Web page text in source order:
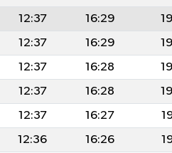
12:37 16:29
12:37 16:29
12:37 16:28
12:37 16:28
12:37 16:27
12:36 16:26